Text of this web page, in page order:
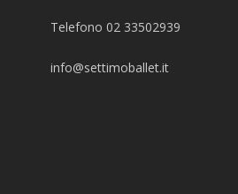
Telefono 02 33502939
info@settimoballet.it